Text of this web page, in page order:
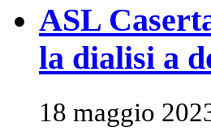
ASL
la dialisi a
18 maggio